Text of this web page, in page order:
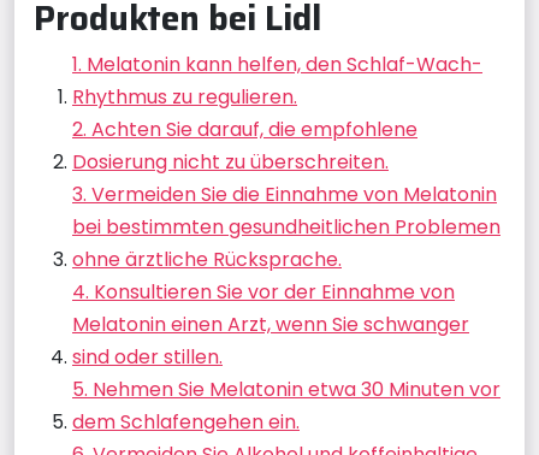
Produkten bei Lidl
1. Melatonin kann helfen, den Schlaf-Wach-
Rhythmus zu regulieren.
2. Achten Sie darauf, die empfohlene
Dosierung nicht zu überschreiten.
3. Vermeiden Sie die Einnahme von Melatonin
bei bestimmten gesundheitlichen Problemen
ohne ärztliche Rücksprache.
4. Konsultieren Sie vor der Einnahme von
Melatonin einen Arzt, wenn Sie schwanger
sind oder stillen.
5. Nehmen Sie Melatonin etwa 30 Minuten vor
dem Schlafengehen ein.